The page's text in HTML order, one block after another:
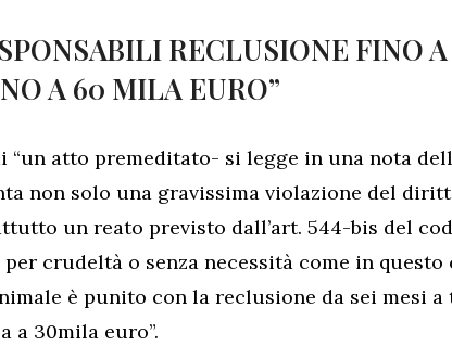
RECLUSIONE FINO
A 60 MILA EURO”
“un atto premeditato- si legge in una nota
non solo una gravissima violazione del
un reato previsto dall’art. 544-bis del
crudeltà o senza necessità come in questo
è punito con la reclusione da sei mesi a
a 30mila euro”.